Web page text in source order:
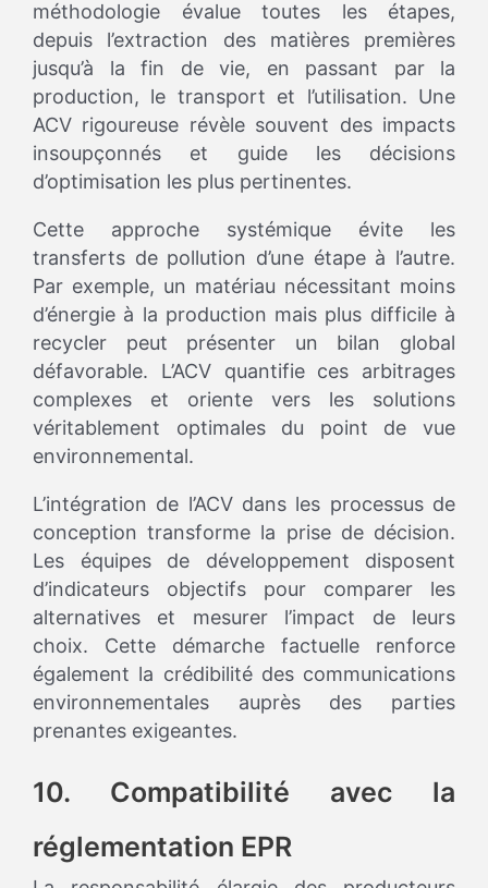
méthodologie évalue toutes les étapes,
depuis l’extraction des matières premières
jusqu’à la fin de vie, en passant par la
production, le transport et l’utilisation. Une
ACV rigoureuse révèle souvent des impacts
insoupçonnés et guide les décisions
d’optimisation les plus pertinentes.
Cette approche systémique évite les
transferts de pollution d’une étape à l’autre.
Par exemple, un matériau nécessitant moins
d’énergie à la production mais plus difficile à
recycler peut présenter un bilan global
défavorable. L’ACV quantifie ces arbitrages
complexes et oriente vers les solutions
véritablement optimales du point de vue
environnemental.
L’intégration de l’ACV dans les processus de
conception transforme la prise de décision.
Les équipes de développement disposent
d’indicateurs objectifs pour comparer les
alternatives et mesurer l’impact de leurs
choix. Cette démarche factuelle renforce
également la crédibilité des communications
environnementales auprès des parties
prenantes exigeantes.
10. Compatibilité avec la
réglementation EPR